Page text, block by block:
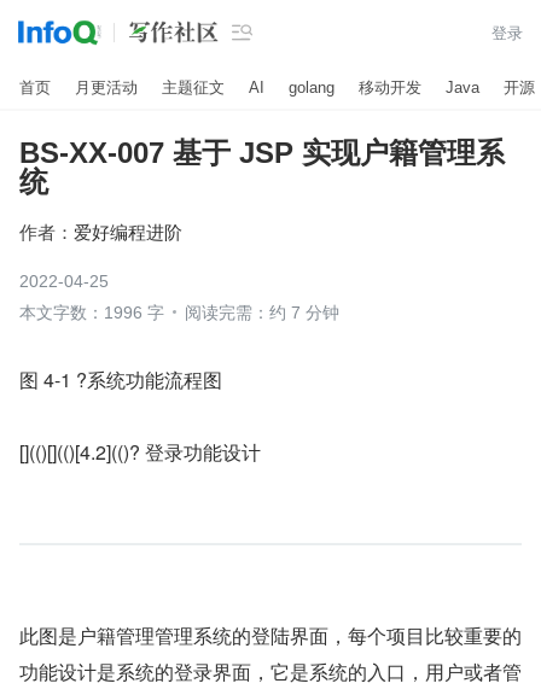
 登录
首页 月更活动 主题征文 AI golang 移动开发 Java 开源
BS-XX-007 基于 JSP 实现户籍管理系
统
作者： 爱好编程进阶
2022-04-25
本文字数：1996 字
阅读完需：约 7 分钟
图 4-1 ?系统功能流程图
[](()[](()[4.2](()? 登录功能设计
此图是户籍管理管理系统的登陆界面，每个项目比较重要的
功能设计是系统的登录界面，它是系统的入口，用户或者管